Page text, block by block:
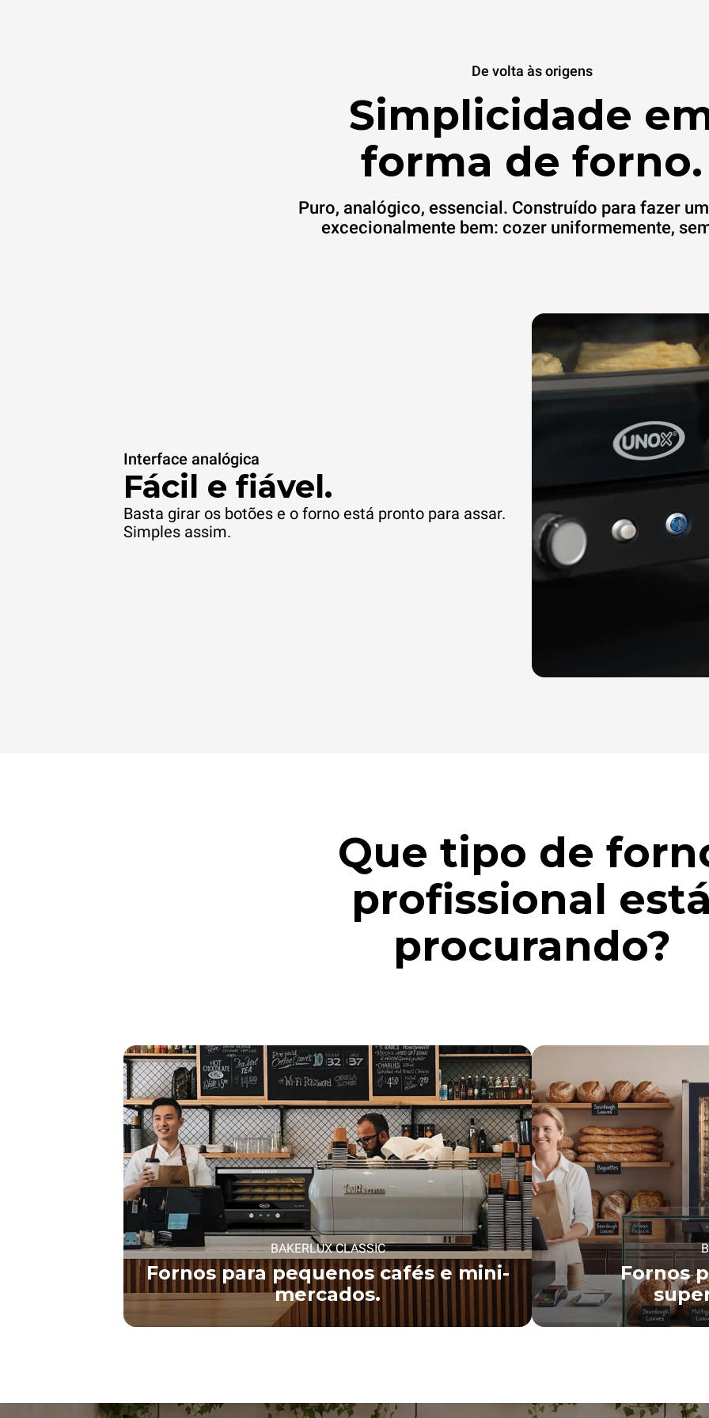
De volta às origens
Simplicidade
forma de forno.
Puro, analógico, essencial. Construído para fazer
excecionalmente bem: cozer uniformemente,
Interface analógica
Fácil e fiável.
Basta girar os botões e o forno está pronto para assar.
Simples assim.
Que tipo de
profissional
procurando?
BAKERLUX CLASSIC
Fornos para pequenos cafés e mini-
mercados.
Fornos